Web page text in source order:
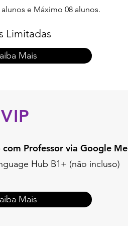
Limitadas
e Máximo 08 alunos.
Mais
VIP
Professor via Google
Hub B1+ (não incluso)
Mais